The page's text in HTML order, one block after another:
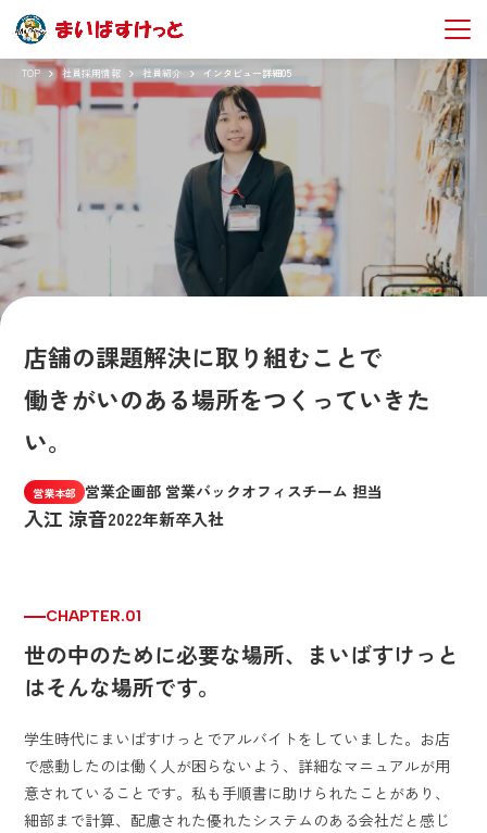
TOP 社員採用情報 社員紹介 インタビュー詳細05
店舗の課題解決に取り組むことで
働きがいのある場所をつくっていきた
い。
営業本部 営業企画部 営業バックオフィスチーム 担当
入江 涼音2022年新卒入社
CHAPTER.01
世の中のために必要な場所、まいばすけっと
はそんな場所です。
学生時代にまいばすけっとでアルバイトをしていました。お店
で感動したのは働く人が困らないよう、詳細なマニュアルが用
意されていることです。私も手順書に助けられたことがあり、
細部まで計算、配慮された優れたシステムのある会社だと感じ